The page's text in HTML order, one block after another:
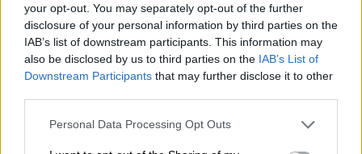
your opt-out. You may separately opt-out of the further
disclosure of your personal information by third parties on the
IAB’s list of downstream participants. This information may
also be disclosed by us to third parties on the IAB’s List of
Downstream Participants that may further disclose it to other
Personal Data Processing Opt Outs